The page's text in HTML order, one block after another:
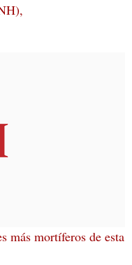
más mortíferos de esta